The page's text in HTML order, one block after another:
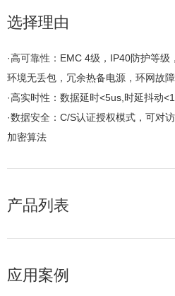
选择理由
·高可靠性：EMC 4级，IP40防护等
环境无丢包，冗余热备电源，环网故
·高实时性：数据延时<5us,时延抖动
·数据安全：C/S认证授权模式，可对
加密算法
产品列表
应用案例